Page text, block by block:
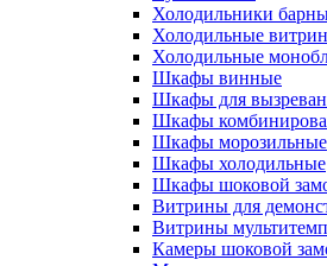
Холодильники
Холодильные
Холодильные
Шкафы винные
Шкафы для
Шкафы
Шкафы морозильные
Шкафы холодильные
Шкафы шоковой
Витрины для
Витрины
Камеры шоковой